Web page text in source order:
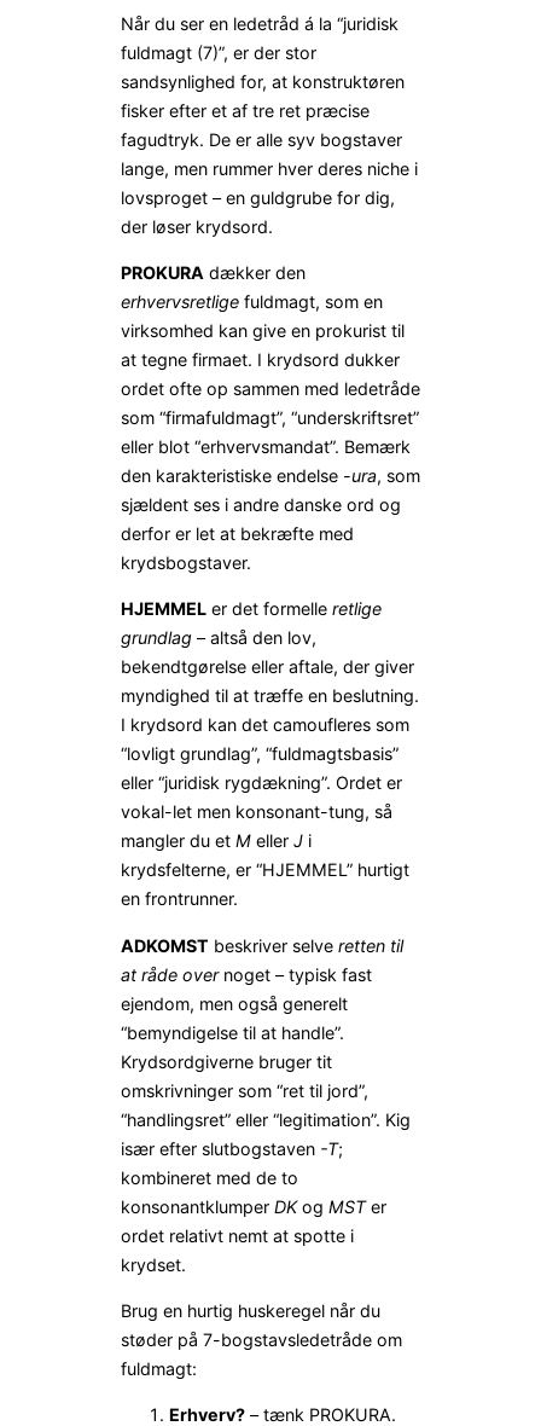
Når du ser en ledetråd á la “juridisk
fuldmagt (7)”, er der stor
sandsynlighed for, at konstruktøren
fisker efter et af tre ret præcise
fagudtryk. De er alle syv bogstaver
lange, men rummer hver deres niche i
lovsproget – en guldgrube for dig,
der løser krydsord.
PROKURA dækker den
erhvervsretlige fuldmagt, som en
virksomhed kan give en prokurist til
at tegne firmaet. I krydsord dukker
ordet ofte op sammen med ledetråde
som “firmafuldmagt”, “underskriftsret”
eller blot “erhvervsmandat”. Bemærk
den karakteristiske endelse -ura, som
sjældent ses i andre danske ord og
derfor er let at bekræfte med
krydsbogstaver.
HJEMMEL er det formelle retlige
grundlag – altså den lov,
bekendtgørelse eller aftale, der giver
myndighed til at træffe en beslutning.
I krydsord kan det camoufleres som
“lovligt grundlag”, “fuldmagtsbasis”
eller “juridisk rygdækning”. Ordet er
vokal-let men konsonant-tung, så
mangler du et M eller J i
krydsfelterne, er “HJEMMEL” hurtigt
en frontrunner.
ADKOMST beskriver selve retten til
at råde overnoget – typisk fast
ejendom, men også generelt
“bemyndigelse til at handle”.
Krydsordgiverne bruger tit
omskrivninger som “ret til jord”,
“handlingsret” eller “legitimation”. Kig
især efter slutbogstaven -T;
kombineret med de to
konsonantklumper DKog MSTer
ordet relativt nemt at spotte i
krydset.
Brug en hurtig huske­regel når du
støder på 7-bogstavsledetråde om
fuldmagt:
Erhverv? – tænk PROKURA.